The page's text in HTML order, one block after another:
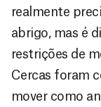
realmente
abrigo, mas é
restrições de
Cercas foram
mover como